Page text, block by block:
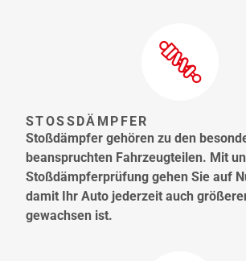
STOSSDÄMPFER
Stoßdämpfer gehören zu den
beanspruchten Fahrzeugteilen. Mit
Stoßdämpferprüfung gehen Sie auf
damit Ihr Auto jederzeit auch
gewachsen ist.